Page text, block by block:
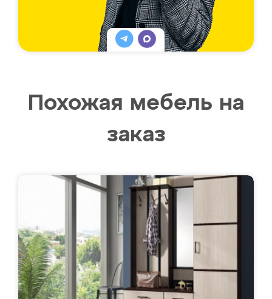
Похожая мебель на
заказ